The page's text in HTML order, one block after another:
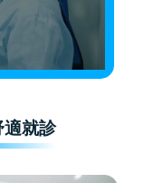
適就診